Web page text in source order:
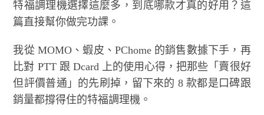
特福調理機選擇這麼多，到底哪款才真的好用？這
篇直接幫你做完功課。
我從 MOMO、蝦皮、PChome 的銷售數據下手，再
比對 PTT 跟 Dcard 上的使用心得，把那些「賣很好
但評價普通」的先刷掉，留下來的 8 款都是口碑跟
銷量都撐得住的特福調理機。